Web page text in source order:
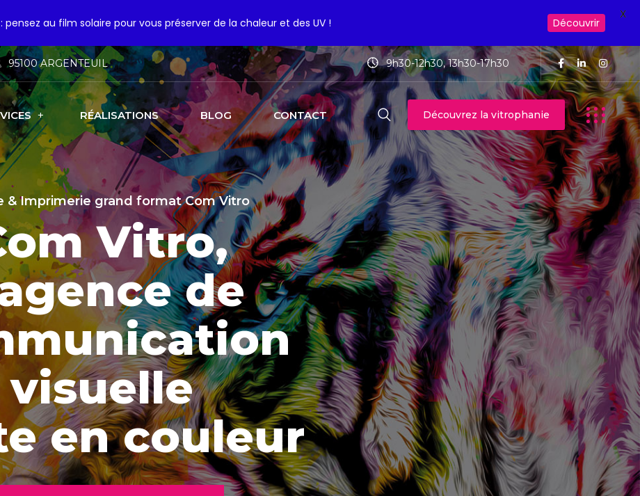
95100 ARGENTEUIL 9h30-12h30, 13h30-17h30
RÉALISATIONS BLOG CONTACT Découvrez la vitrophanie
& Imprimerie grand format Com Vitro
Vitro,
de
visuelle
en couleur
pensez au film solaire pour vous préserver de la chaleur et des UV ! Découvrir
X